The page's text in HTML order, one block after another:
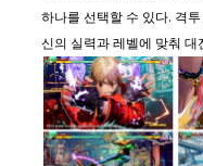
하나를 선택할 수 있다. 격
신의 실력과 레벨에 맞춰 대